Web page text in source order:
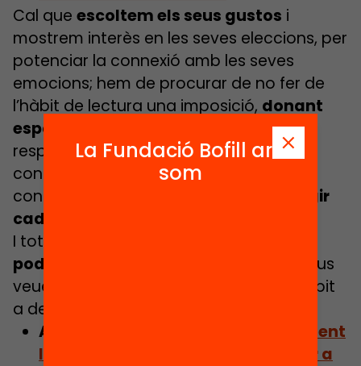
Cal que escoltem els seus gustos i
mostrem interès en les seves eleccions, per
potenciar la connexió amb les seves
emocions; hem de procurar de no fer de
l’hàbit de lectura una imposició, donant
espais perquè llegeixin al seu ritmei
respectant el seu procés; si volem
consolidar l’hàbit lector, hem de ser
constants,
dedicant una estona a llegir
cada dia
I tot això sense oblidar que
podem ser un model
: si els vostres fills us
veuen llegir, podran veure que és un hàbit
a desenvolupar!
Article relacionat:
L’acompanyament
lector durant l’estiu: 9 consells per a
La Fundació Bofill ara
som